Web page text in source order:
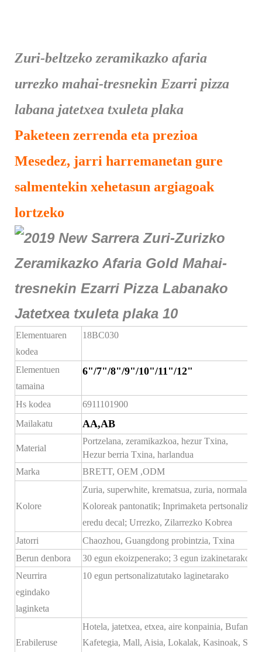
Zuri-beltzeko zeramikazko afaria
urrezko mahai-tresnekin Ezarri pizza
labana jatetxea txuleta plaka
Paketeen zerrenda eta prezioa
Mesedez, jarri harremanetan gure
salmentekin xehetasun argiagoak
lortzeko
Elementuaren
kodea
18BC030
Elementuen
tamaina
6"/7"/8"/9"/10"/11"/12"
Hs kodea
6911101900
Mailakatu
AA,AB
Material
Portzelana, zeramikazkoa, hezur Txina,
Hezur berria Txina, harlandua
Marka
BRETT, OEM ,ODM
Kolore
Zuria, superwhite, krematsua, zuria, normala
Koloreak pantonatik; Inprimaketa
eredu decal; Urrezko, Zilarrezko Kobrea
Jatorri
Chaozhou, Guangdong probintzia, Txina
Berun denbora
30 egun ekoizpenerako; 3 egun izakinetarako
Neurrira
egindako
laginketa
10 egun pertsonalizatutako laginetarako
Erabileruse
Hotela, jatetxea, etxea, aire konpainia,
Kafetegia, Mall, Aisia, Lokalak, Kasinoak,